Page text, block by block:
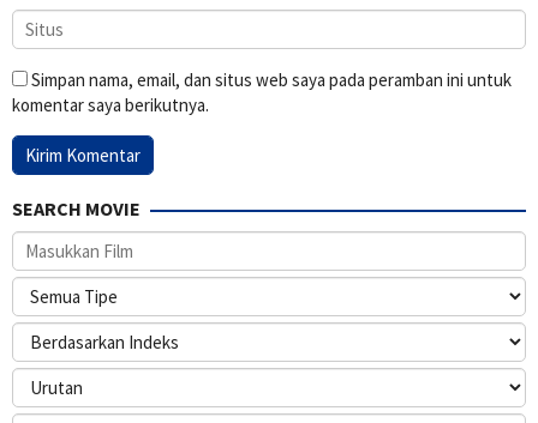
Simpan nama, email, dan situs web saya pada peramban ini untuk
komentar saya berikutnya.
SEARCH MOVIE